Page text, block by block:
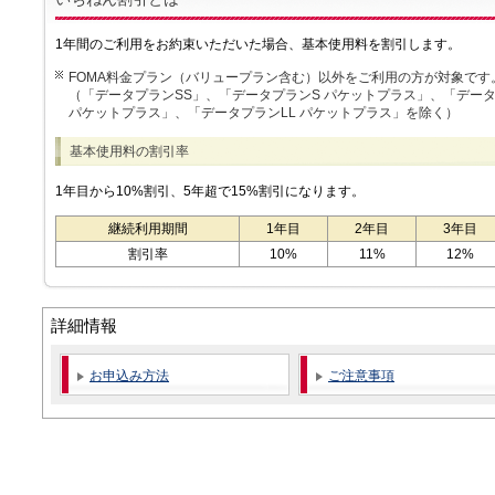
1年間のご利用をお約束いただいた場合、基本使用料を割引します。
FOMA料金プラン（バリュープラン含む）以外をご利用の方が対象です
（「データプランSS」、「データプランS パケットプラス」、「デー
パケットプラス」、「データプランLL パケットプラス」を除く）
基本使用料の割引率
1年目から10%割引、5年超で15%割引になります。
継続利用期間 1年目 2年目
3年目
割引率
10% 11% 12%
詳細情報
お申込み方法 ご注意事項